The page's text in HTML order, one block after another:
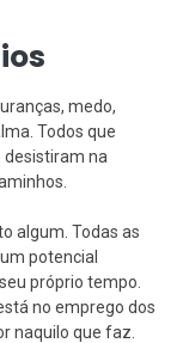
medo,
Todos que
desistiram na
algum. Todas as
potencial
próprio tempo.
no emprego dos
naquilo que faz.